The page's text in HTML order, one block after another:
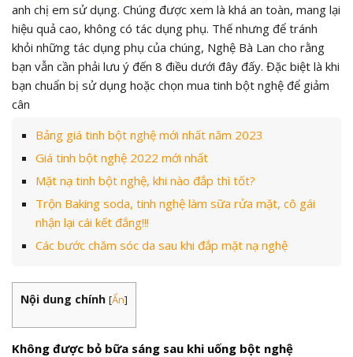
anh chị em sử dụng. Chúng được xem là khá an toàn, mang lại
hiệu quả cao, không có tác dụng phụ. Thế nhưng để tránh
khỏi những tác dụng phụ của chúng, Nghệ Bà Lan cho rằng
bạn vẫn cần phải lưu ý đến 8 điều dưới đây đấy. Đặc biệt là khi
bạn chuẩn bị sử dụng hoặc chọn mua tinh bột nghệ để giảm
cân
Bảng giá tinh bột nghệ mới nhất năm 2023
Giá tinh bột nghệ 2022 mới nhất
Mặt nạ tinh bột nghệ, khi nào đắp thì tốt?
Trộn Baking soda, tinh nghệ làm sữa rửa mặt, cô gái
nhận lại cái kết đắng!!!
Các bước chăm sóc da sau khi đắp mặt nạ nghệ
Nội dung chính [Ẩn]
Không được bỏ bữa sáng sau khi uống bột nghệ